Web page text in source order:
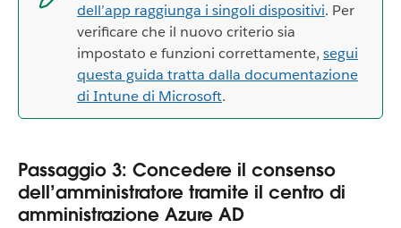
dell’app raggiunga i singoli dispositivi. Per
verificare che il nuovo criterio sia
impostato e funzioni correttamente, segui
questa guida tratta dalla documentazione
di Intune di Microsoft.
Passaggio 3: Concedere il consenso
dell’amministratore tramite il centro di
amministrazione Azure AD